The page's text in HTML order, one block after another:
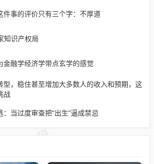
件事的评价只有三个字：不厚道
知识产权局
金融学经济学带点玄学的感觉
型，稳住甚至增加大多数人的收入和预期，这
战
：当过度审查把“出生”逼成禁忌